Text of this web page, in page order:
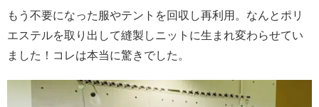
もう不要になった服やテントを回収し再利用。なんとポリ
エステルを取り出して縫製しニットに生まれ変わらせてい
ました！コレは本当に驚きでした。